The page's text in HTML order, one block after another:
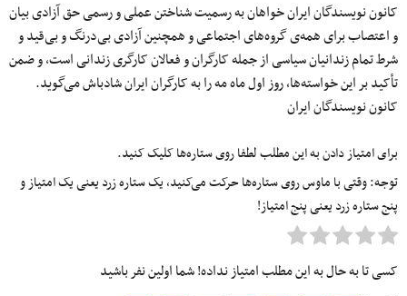
کانون نویسندگان ایران خواهان به رسمیت شناختن عملی و رسمی حق آزادی بیان
و اعتصاب برای همه‌ی گروه‌های اجتماعی و همچنین آزادی بی­‌درنگ و بی‌قید و
شرط تمام زندانیان سیاسی از جمله کارگران و فعالان کارگری زندانی است، و ضمن
تأکید بر این خواسته­‌ها، روز اول ماه مه را به کارگران ایران شادباش می‌گوید.
کانون نویسندگان ایران
برای امتیاز دادن به این مطلب لطفا روی ستاره‌ها کلیک کنید.
توجه: وقتی با ماوس روی ستاره‌ها حرکت می‌کنید، یک ستاره زرد یعنی یک امتیاز و
پنج ستاره زرد یعنی پنج امتیاز!
کسی تا به حال به این مطلب امتیاز نداده! شما اولین نفر باشید